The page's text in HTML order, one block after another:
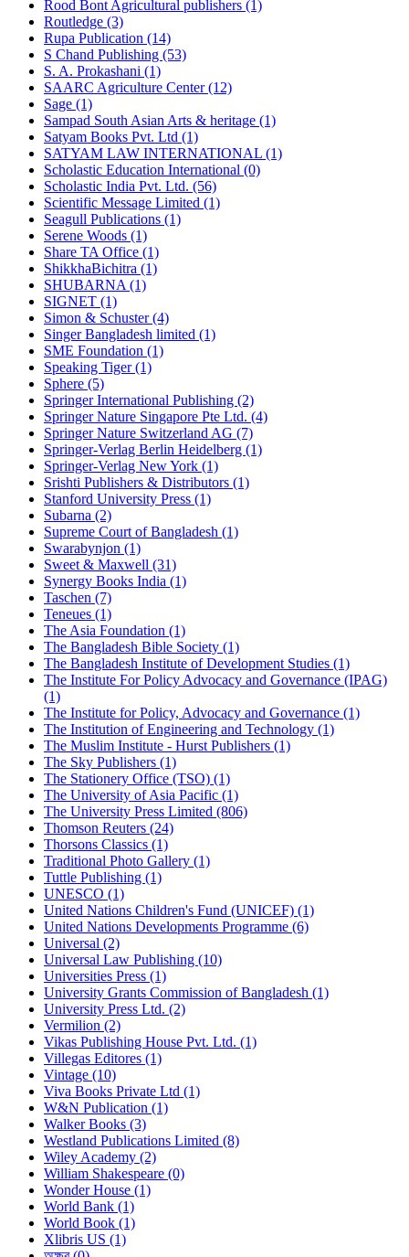
Rood Bont Agricultural publishers (1)
Routledge (3)
Rupa Publication (14)
S Chand Publishing (53)
S. A. Prokashani (1)
SAARC Agriculture Center (12)
Sage (1)
Sampad South Asian Arts & heritage (1)
Satyam Books Pvt. Ltd (1)
SATYAM LAW INTERNATIONAL (1)
Scholastic Education International (0)
Scholastic India Pvt. Ltd. (56)
Scientific Message Limited (1)
Seagull Publications (1)
Serene Woods (1)
Share TA Office (1)
ShikkhaBichitra (1)
SHUBARNA (1)
SIGNET (1)
Simon & Schuster (4)
Singer Bangladesh limited (1)
SME Foundation (1)
Speaking Tiger (1)
Sphere (5)
Springer International Publishing (2)
Springer Nature Singapore Pte Ltd. (4)
Springer Nature Switzerland AG (7)
Springer-Verlag Berlin Heidelberg (1)
Springer-Verlag New York (1)
Srishti Publishers & Distributors (1)
Stanford University Press (1)
Subarna (2)
Supreme Court of Bangladesh (1)
Swarabynjon (1)
Sweet & Maxwell (31)
Synergy Books India (1)
Taschen (7)
Teneues (1)
The Asia Foundation (1)
The Bangladesh Bible Society (1)
The Bangladesh Institute of Development Studies (1)
The Institute For Policy Advocacy and Governance (IPAG)
(1)
The Institute for Policy, Advocacy and Governance (1)
The Institution of Engineering and Technology (1)
The Muslim Institute - Hurst Publishers (1)
The Sky Publishers (1)
The Stationery Office (TSO) (1)
The University of Asia Pacific (1)
The University Press Limited (806)
Thomson Reuters (24)
Thorsons Classics (1)
Traditional Photo Gallery (1)
Tuttle Publishing (1)
UNESCO (1)
United Nations Children's Fund (UNICEF) (1)
United Nations Developments Programme (6)
Universal (2)
Universal Law Publishing (10)
Universities Press (1)
University Grants Commission of Bangladesh (1)
University Press Ltd. (2)
Vermilion (2)
Vikas Publishing House Pvt. Ltd. (1)
Villegas Editores (1)
Vintage (10)
Viva Books Private Ltd (1)
W&N Publication (1)
Walker Books (3)
Westland Publications Limited (8)
Wiley Academy (2)
William Shakespeare (0)
Wonder House (1)
World Bank (1)
World Book (1)
Xlibris US (1)